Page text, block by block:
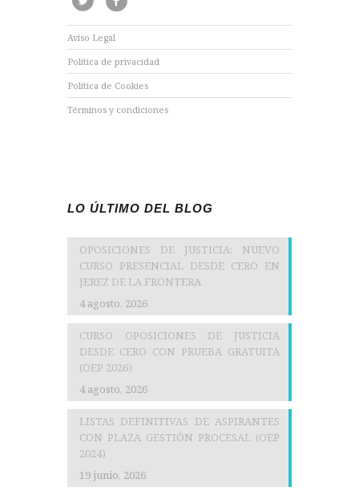
Aviso Legal
Política de privacidad
Política de Cookies
Términos y condiciones
LO ÚLTIMO DEL BLOG
OPOSICIONES DE JUSTICIA: NUEVO
CURSO PRESENCIAL DESDE CERO EN
JEREZ DE LA FRONTERA
4 agosto, 2026
CURSO OPOSICIONES DE JUSTICIA
DESDE CERO CON PRUEBA GRATUITA
(OEP 2026)
4 agosto, 2026
LISTAS DEFINITIVAS DE ASPIRANTES
CON PLAZA GESTIÓN PROCESAL (OEP
2024)
19 junio, 2026